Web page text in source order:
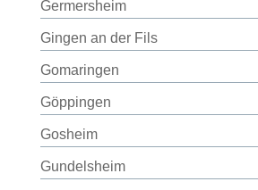
Germersheim
Gingen an der Fils
Gomaringen
Göppingen
Gosheim
Gundelsheim